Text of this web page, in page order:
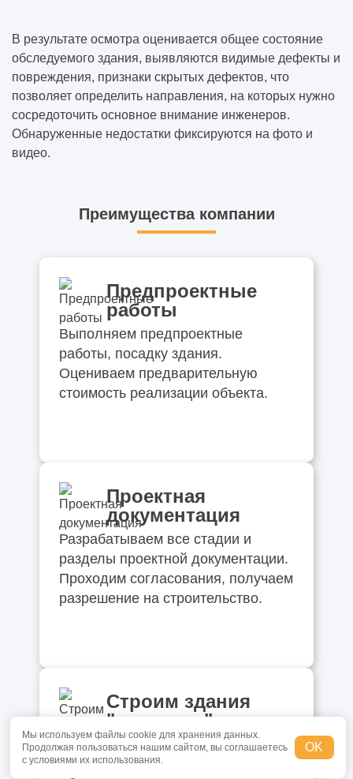
В результате осмотра оценивается общее состояние
обследуемого здания, выявляются видимые дефекты и
повреждения, признаки скрытых дефектов, что
позволяет определить направления, на которых нужно
сосредоточить основное внимание инженеров.
Обнаруженные недостатки фиксируются на фото и
видео.
Преимущества компании
Предпроектные
работы
Выполняем предпроектные
работы, посадку здания.
Оцениваем предварительную
стоимость реализации объекта.
Проектная
документация
Разрабатываем все стадии и
разделы проектной документации.
Проходим согласования, получаем
разрешение на строительство.
Строим здания
"под ключ"
Оказываем услуги авторского
надзора. Осуществляем сдачу
Мы используем файлы cookie для хранения данных.
Продолжая пользоваться нашим сайтом, вы соглашаетесь
с условиями их использования.
OK